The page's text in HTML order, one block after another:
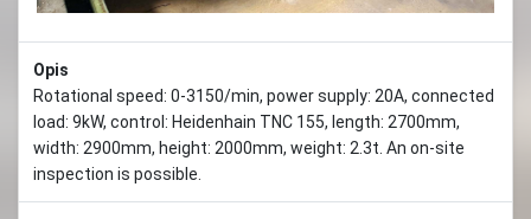
Opis
Rotational speed: 0-3150/min, power supply: 20A, connected
load: 9kW, control: Heidenhain TNC 155, length: 2700mm,
width: 2900mm, height: 2000mm, weight: 2.3t. An on-site
inspection is possible.